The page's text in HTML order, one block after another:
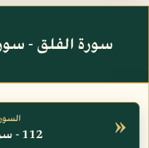
سورة الفلق - سورة 113 - عدد
» 112 - سورة الإخلاص